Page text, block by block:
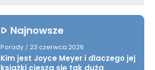
Najnowsze
Porady / 23 czerwca 2026
Kim jest Joyce Meyer i dlaczego jej
książki cieszą się tak dużą